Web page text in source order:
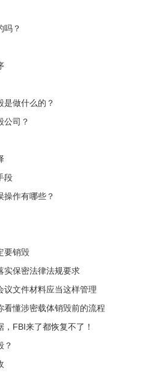
吗？
是做什么的？
公司？
段
操作有哪些？
要销毁
实保密法律法规要求
议文件材料应当这样管理
看懂涉密载体销毁前的流程
FBI来了都恢复不了！
？